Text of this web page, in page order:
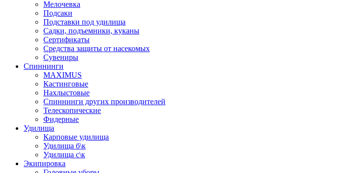
Мелочевка
Подсаки
Подставки под удилища
Садки, подъемники, куканы
Сертификаты
Средства защиты от насекомых
Сувениры
Спиннинги
MAXIMUS
Кастинговые
Нахлыстовые
Спиннинги других производителей
Телескопические
Фидерные
Удилища
Карповые удилища
Удилища б\к
Удилища с\к
Экипировка